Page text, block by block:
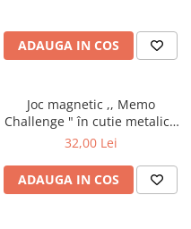
ADAUGA IN COS
Joc magnetic ,, Memo
Challenge " în cutie metalică
pentru călătorii
32,00 Lei
ADAUGA IN COS